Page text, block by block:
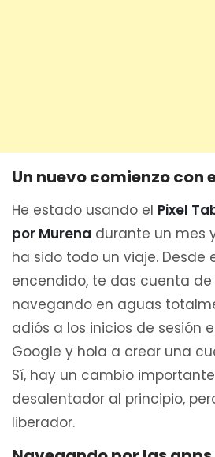
Un nuevo comienzo con
He estado usando el Pixel
por Murena durante un mes
ha sido todo un viaje. Desde
encendido, te das cuenta
navegando en aguas
adiós a los inicios de sesión
Google y hola a crear una
Sí, hay un cambio
desalentador al principio,
liberador.